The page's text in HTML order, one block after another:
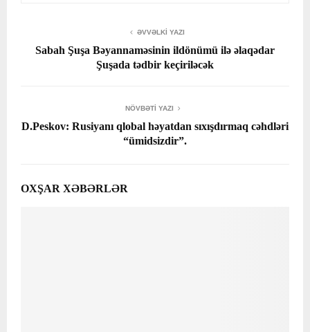
ƏVVƏLKI YAZI
Sabah Şuşa Bəyannaməsinin ildönümü ilə əlaqədar
Şuşada tədbir keçiriləcək
NÖVBƏTI YAZI
D.Peskov: Rusiyanı qlobal həyatdan sıxışdırmaq cəhdləri
“ümidsizdir”.
OXŞAR XƏBƏRLƏR